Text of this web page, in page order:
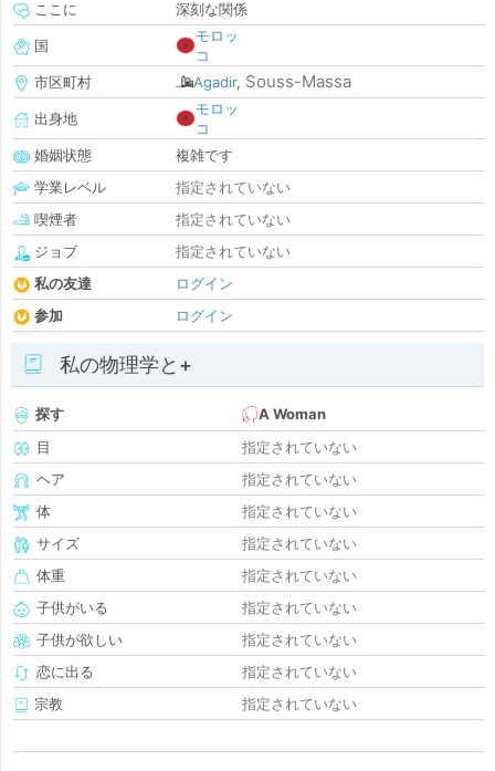
ここに
深刻な関係
国
モロッ
コ
市区町村
Agadir, Souss-Massa
出身地
モロッ
コ
婚姻状態
複雑です
学業レベル
指定されていない
喫煙者
指定されていない
ジョブ
指定されていない
私の友達
ログイン
参加
ログイン
私の物理学と+
探す
A Woman
目
指定されていない
ヘア
指定されていない
体
指定されていない
サイズ
指定されていない
体重
指定されていない
子供がいる
指定されていない
子供が欲しい
指定されていない
恋に出る
指定されていない
宗教
指定されていない